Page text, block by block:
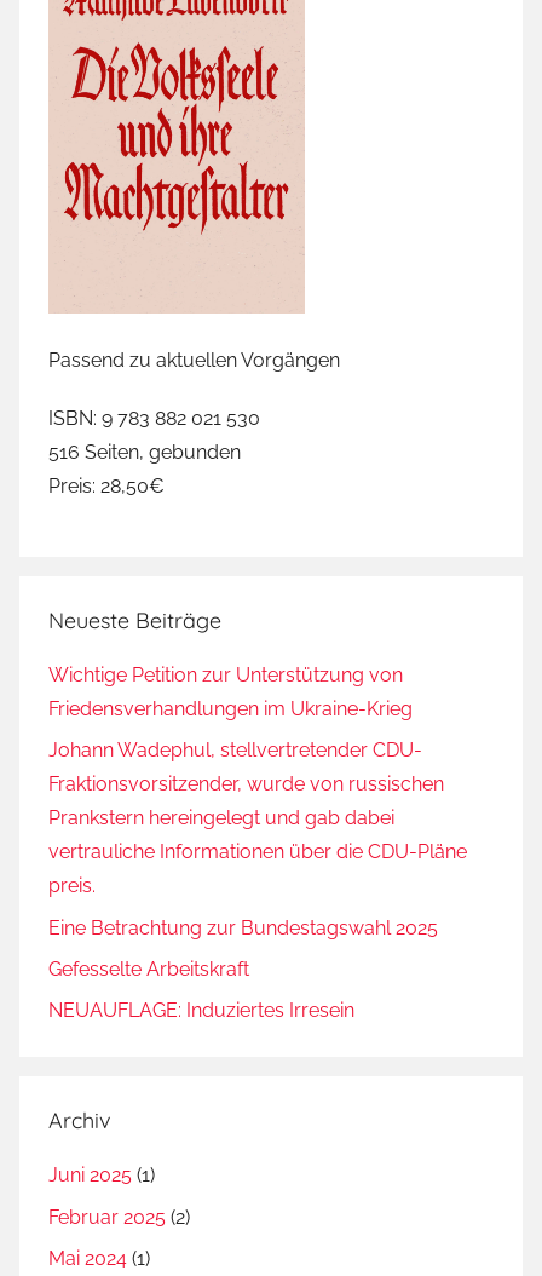
Passend zu aktuellen Vorgängen
ISBN: 9 783 882 021 530
516 Seiten, gebunden
Preis: 28,50€
Neueste Beiträge
Wichtige Petition zur Unterstützung von
Friedensverhandlungen im Ukraine-Krieg
Johann Wadephul, stellvertretender CDU-
Fraktionsvorsitzender, wurde von russischen
Prankstern hereingelegt und gab dabei
vertrauliche Informationen über die CDU-Pläne
preis.
Eine Betrachtung zur Bundestagswahl 2025
Gefesselte Arbeitskraft
NEUAUFLAGE: Induziertes Irresein
Archiv
Juni 2025 (1)
Februar 2025 (2)
Mai 2024 (1)